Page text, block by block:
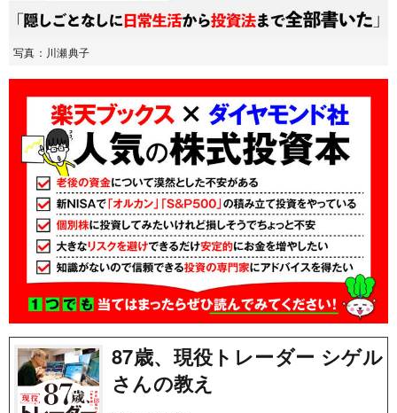
写真：川瀬典子
87歳、現役トレーダー シゲル
さんの教え